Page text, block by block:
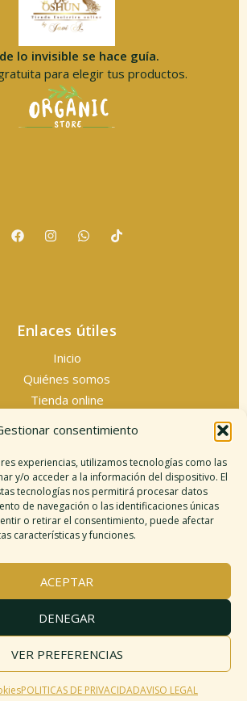
consentimiento
experiencias, utilizamos tecnologías como las
y/o acceder a la información del dispositivo. El
tecnologías nos permitirá procesar datos
de navegación o las identificaciones únicas
o retirar el consentimiento, puede afectar
características y funciones.
ACEPTAR
DENEGAR
VER PREFERENCIAS
POLITICAS DE PRIVACIDADAVISO LEGAL
lo invisible se hace guía.
para elegir tus productos.
Enlaces útiles
Inicio
Quiénes somos
Tienda online
legal
de responsabilidad
Política de cookies
Mapa del sitio